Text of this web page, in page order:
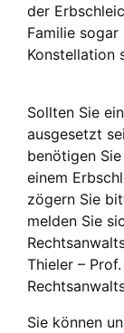
der
Familie
Konstellation
Sollten Sie
ausgesetzt
benötigen
einem
zögern Sie
melden Sie
Thieler –
Sie können